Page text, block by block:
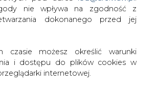
nie wpływa na zgodność z
dokonanego przed jej
czasie możesz określić warunki
i dostępu do plików cookies w
internetowej.